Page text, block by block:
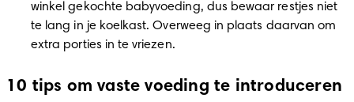
winkel gekochte babyvoeding, dus bewaar restjes niet
te lang in je koelkast. Overweeg in plaats daarvan om
extra porties in te vriezen.
10 tips om vaste voeding te introduceren